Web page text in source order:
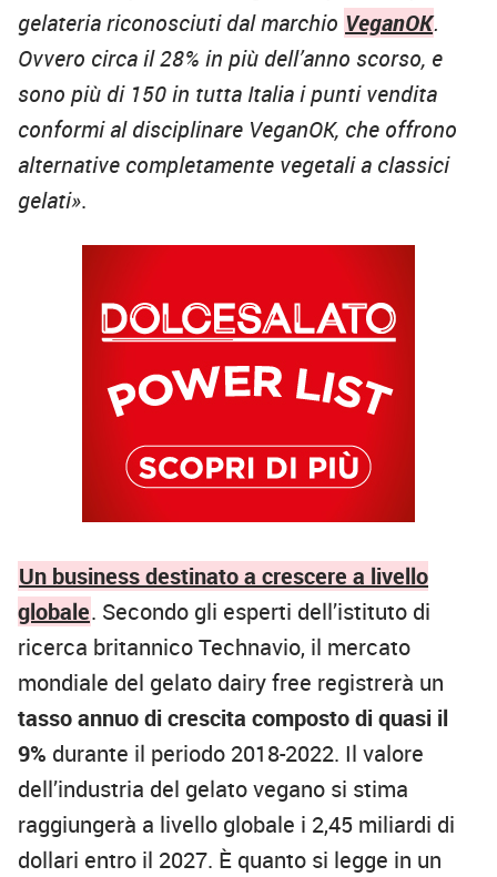
gelateria riconosciuti dal marchio VeganOK.
Ovvero circa il 28% in più dell’anno scorso, e
sono più di 150 in tutta Italia i punti vendita
conformi al disciplinare VeganOK, che offrono
alternative completamente vegetali a classici
gelati».
Un business destinato a crescere a livello
globale. Secondo gli esperti dell’istituto di
ricerca britannico Technavio, il mercato
mondiale del gelato dairy free registrerà un
tasso annuo di crescita composto di quasi il
9% durante il periodo 2018-2022. Il valore
dell’industria del gelato vegano si stima
raggiungerà a livello globale i 2,45 miliardi di
dollari entro il 2027. È quanto si legge in un